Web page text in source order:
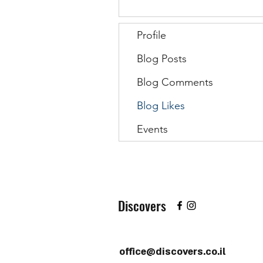
Profile
Blog Posts
Blog Comments
Blog Likes
Events
Discovers
office@discovers.co.il